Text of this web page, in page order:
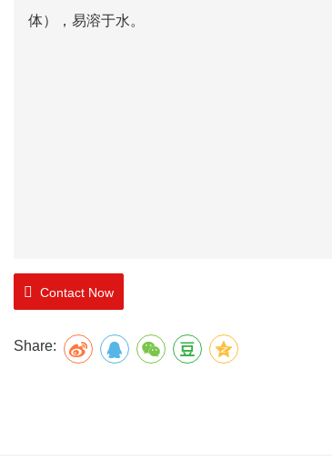
体），易溶于水。
Contact Now
Share: